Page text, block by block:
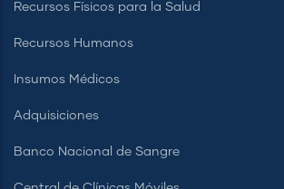
Recursos Físicos para la Salud
Recursos Humanos
Insumos Médicos
Adquisiciones
Banco Nacional de Sangre